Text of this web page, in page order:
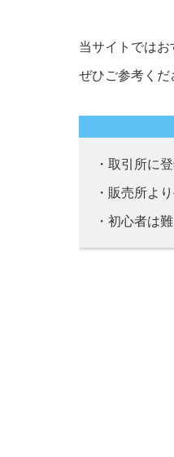
当サイトではお
ぜひご参考く
・取引所に
・販売所よ
・初心者は